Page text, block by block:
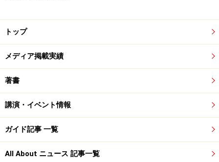
トップ
メディア掲載実績
著書
講演・イベント情報
ガイド記事 一覧
All About ニュース 記事一覧